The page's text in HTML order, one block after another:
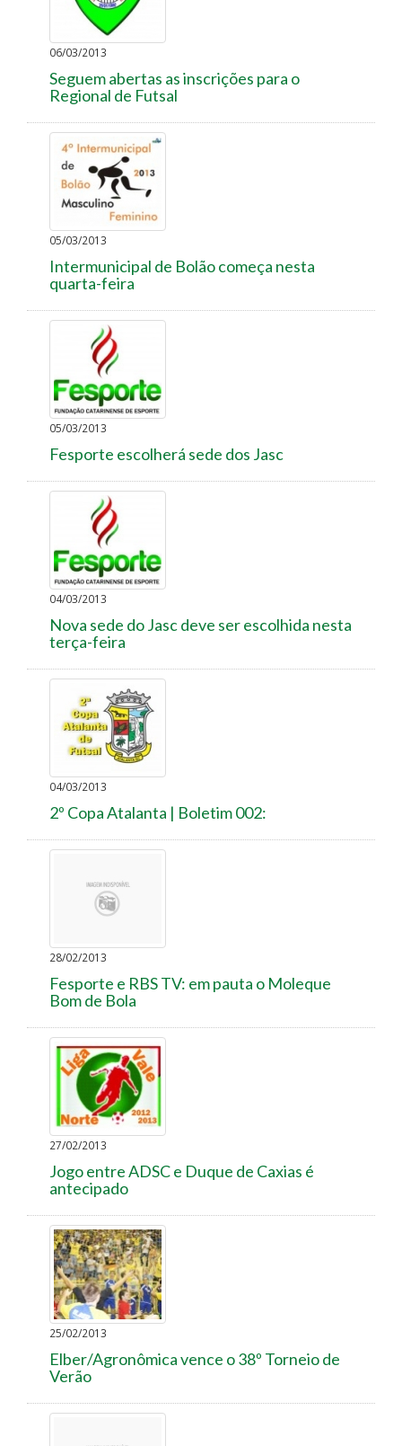
06/03/2013
Seguem abertas as inscrições para o
Regional de Futsal
05/03/2013
Intermunicipal de Bolão começa nesta
quarta-feira
05/03/2013
Fesporte escolherá sede dos Jasc
04/03/2013
Nova sede do Jasc deve ser escolhida nesta
terça-feira
04/03/2013
2º Copa Atalanta | Boletim 002:
28/02/2013
Fesporte e RBS TV: em pauta o Moleque
Bom de Bola
27/02/2013
Jogo entre ADSC e Duque de Caxias é
antecipado
25/02/2013
Elber/Agronômica vence o 38º Torneio de
Verão